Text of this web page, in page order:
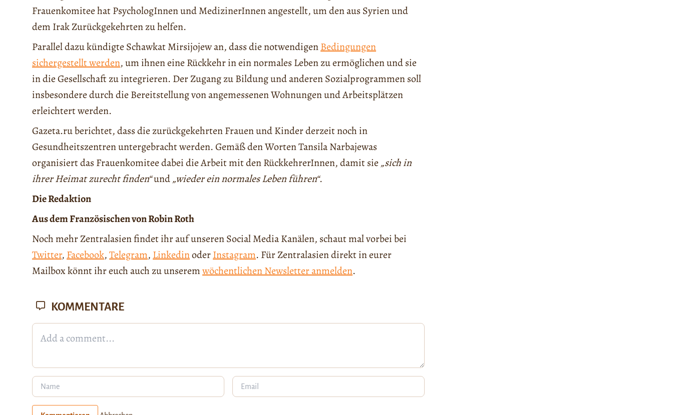
Frauenkomitee hat PsychologInnen und MedizinerInnen angestellt, um den aus Syrien und
dem Irak Zurückgekehrten zu helfen.
Parallel dazu kündigte Schawkat Mirsijojew an, dass die notwendigenBedingungen
sichergestellt werden, um ihnen eine Rückkehr in ein normales Leben zu ermöglichen und sie
in die Gesellschaft zu integrieren. Der Zugang zu Bildung und anderen Sozialprogrammen soll
insbesondere durch die Bereitstellung von angemessenen Wohnungen und Arbeitsplätzen
erleichtert werden.
Gazeta.ru berichtet, dass die zurückgekehrten Frauen und Kinder derzeit noch in
Gesundheitszentren untergebracht werden. Gemäß den Worten Tansila Narbajewas
organisiert das Frauenkomitee dabei die Arbeit mit den RückkehrerInnen, damit sie „sich in
ihrer Heimat zurecht finden“und„wieder ein normales Leben führen“.
Die Redaktion
Aus dem Französischen von Robin Roth
Noch mehr Zentralasien findet ihr auf unseren Social Media Kanälen, schaut mal vorbei bei
Twitter, Facebook,Telegram, LinkedinoderInstagram. Für Zentralasien direkt in eurer
Mailbox könnt ihr euch auch zu unseremwöchentlichen Newsletter anmelden.
KOMMENTARE